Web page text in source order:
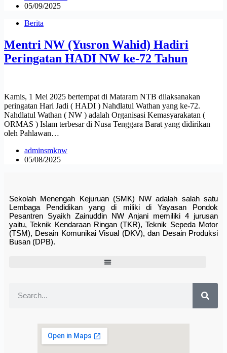
05/09/2025
Berita
Mentri NW (Yusron Wahid) Hadiri
Peringatan HADI NW ke-72 Tahun
Kamis, 1 Mei 2025 bertempat di Mataram NTB dilaksanakan
peringatan Hari Jadi ( HADI ) Nahdlatul Wathan yang ke-72.
Nahdlatul Wathan ( NW ) adalah Organisasi Kemasyarakatan (
ORMAS ) Islam terbesar di Nusa Tenggara Barat yang didirikan
oleh Pahlawan…
adminsmknw
05/08/2025
Sekolah Menengah Kejuruan (SMK) NW adalah salah satu
Lembaga Pendidikan yang di miliki di Yayasan Pondok
Pesantren Syaikh Zainuddin NW Anjani memiliki 4 jurusan
yaitu, Teknik Kendaraan Ringan (TKR), Teknik Sepeda Motor
(TSM), Desain Komunikai Visual (DKV), dan Desain Produksi
Busan (DPB).